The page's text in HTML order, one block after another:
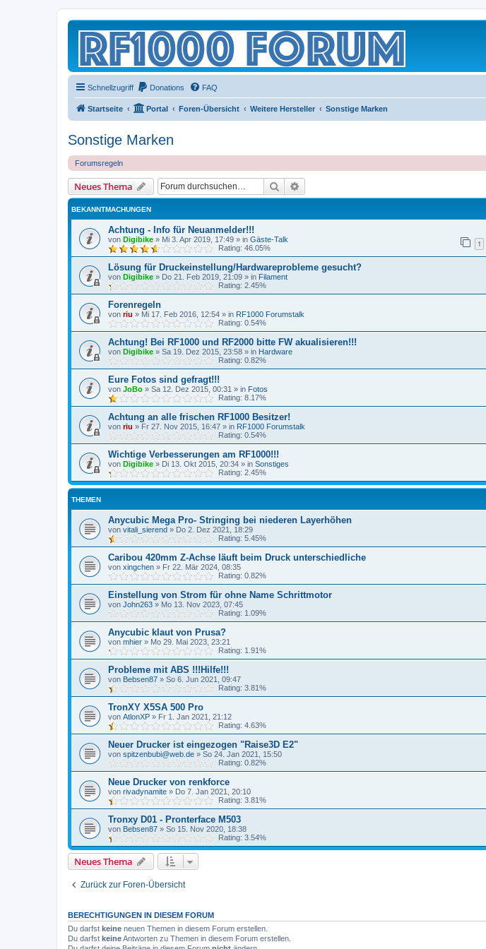
Schnellzugriff Donations FAQ
Startseite Portal Foren-Übersicht Weitere Hersteller Sonstige Marken
Sonstige Marken
Forumsregeln
Neues Thema Suche
BEKANNTMACHUNGEN
Achtung - Info für Neuanmelder!!!
von Digibike » Mi 3. Apr 2019, 17:49 » in Gäste-Talk 1
Rating: 46.05%
Lösung für Druckeinstellung/Hardwareprobleme gesucht?
von Digibike » Do 21. Feb 2019, 21:09 » in Filament
Rating: 2.45%
Forenregeln
von riu » Mi 17. Feb 2016, 12:54 » in RF1000 Forumstalk
Rating: 0.54%
Achtung! Bei RF1000 und RF2000 bitte FW akualisieren!!!
von Digibike » Sa 19. Dez 2015, 23:58 » in Hardware
Rating: 0.82%
Eure Fotos sind gefragt!!!
von JoBo » Sa 12. Dez 2015, 00:31 » in Fotos
Rating: 8.17%
Achtung an alle frischen RF1000 Besitzer!
von riu » Fr 27. Nov 2015, 16:47 » in RF1000 Forumstalk
Rating: 0.54%
Wichtige Verbesserungen am RF1000!!!
von Digibike » Di 13. Okt 2015, 20:34 » in Sonstiges
Rating: 2.45%
THEMEN
Anycubic Mega Pro- Stringing bei niederen Layerhöhen
von vitali_sierend » Do 2. Dez 2021, 18:29
Rating: 5.45%
Caribou 420mm Z-Achse läuft beim Druck unterschiedliche
von xingchen » Fr 22. Mär 2024, 08:35
Rating: 0.82%
Einstellung von Strom für ohne Name Schrittmotor
von John263 » Mo 13. Nov 2023, 07:45
Rating: 1.09%
Anycubic klaut von Prusa?
von mhier » Mo 29. Mai 2023, 23:21
Rating: 1.91%
Probleme mit ABS !!!Hilfe!!!
von Bebsen87 » So 6. Jun 2021, 09:47
Rating: 3.81%
TronXY X5SA 500 Pro
von AtlonXP » Fr 1. Jan 2021, 21:12
Rating: 4.63%
Neuer Drucker ist eingezogen "Raise3D E2"
von spitzenbubi@web.de » So 24. Jan 2021, 15:50
Rating: 0.82%
Neue Drucker von renkforce
von rivadynamite » Do 7. Jan 2021, 20:10
Rating: 3.81%
Tronxy D01 - Pronterface M503
von Bebsen87 » So 15. Nov 2020, 18:38
Rating: 3.54%
Neues Thema
Zurück zur Foren-Übersicht
BERECHTIGUNGEN IN DIESEM FORUM
Du darfst keine neuen Themen in diesem Forum erstellen.
Du darfst keineAntworten zu Themen in diesem Forum erstellen.